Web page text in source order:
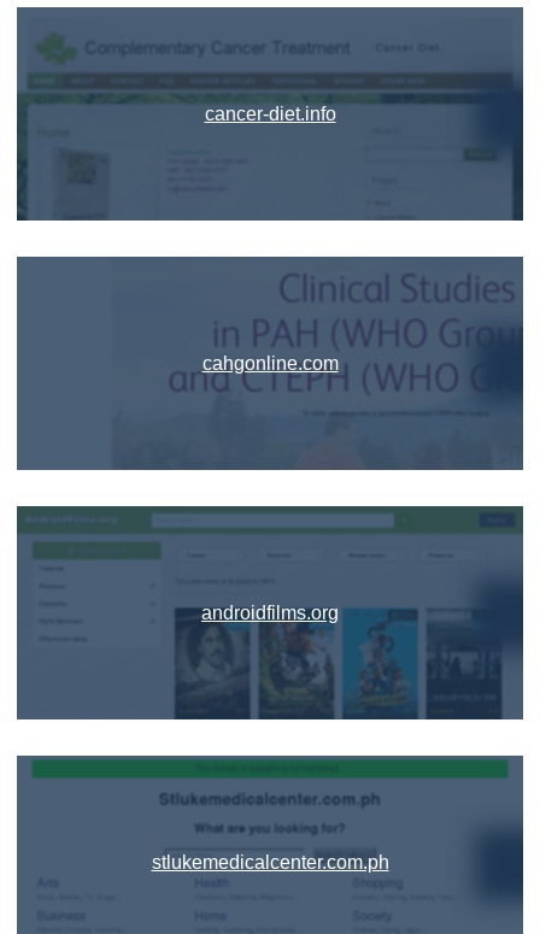
cancer-diet.info
cahgonline.com
androidfilms.org
stlukemedicalcenter.com.ph